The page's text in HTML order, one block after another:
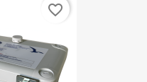
favorite_border